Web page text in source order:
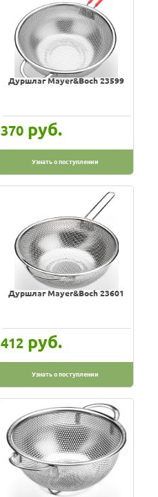
Дуршлаг Mayer&Boch 23599
370 руб.
Узнать о поступлении
Дуршлаг Mayer&Boch 23601
412 руб.
Узнать о поступлении